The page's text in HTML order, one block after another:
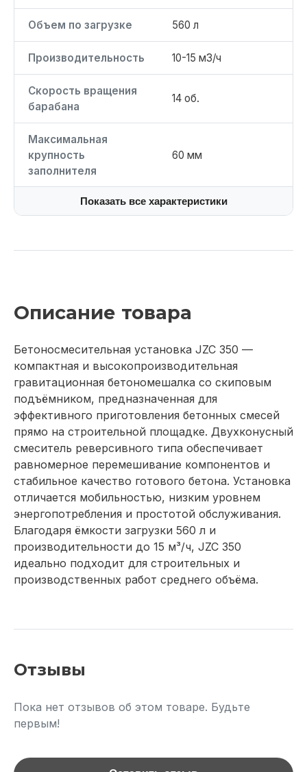
Объем по загрузке 560 л
Производительность 10-15 м3/ч
Скорость вращения
барабана
14 об.
Максимальная
крупность
заполнителя
60 мм
Показать все характеристики
Описание товара
Бетоносмесительная установка JZC 350 —
компактная и высокопроизводительная
гравитационная бетономешалка со скиповым
подъёмником, предназначенная для
эффективного приготовления бетонных смесей
прямо на строительной площадке. Двухконусный
смеситель реверсивного типа обеспечивает
равномерное перемешивание компонентов и
стабильное качество готового бетона. Установка
отличается мобильностью, низким уровнем
энергопотребления и простотой обслуживания.
Благодаря ёмкости загрузки 560 л и
производительности до 15 м³/ч, JZC 350
идеально подходит для строительных и
производственных работ среднего объёма.
Отзывы
Пока нет отзывов об этом товаре. Будьте
первым!